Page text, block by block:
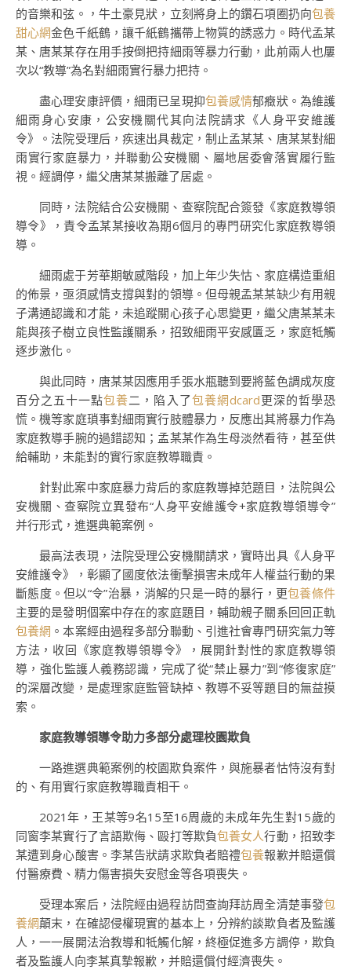
的音樂和弦。，牛土豪見狀，立刻將身上的鑽石項圈扔向包養
甜心網金色千紙鶴，讓千紙鶴攜帶上物質的誘惑力。時代孟某
某、唐某某存在用手按倒把持細雨等暴力行動，此前兩人也屢
次以“教導”為名對細雨實行暴力把持。
盡心理安康評價，細雨已呈現抑包養感情郁癥狀。為維護
細雨身心安康，公安機關代其向法院請求《人身平安維護
令》。法院受理后，疾速出具裁定，制止孟某某、唐某某對細
雨實行家庭暴力，并聯動公安機關、屬地居委會落實履行監
視。經調停，繼父唐某某搬離了居處。
同時，法院結合公安機關、查察院配合簽發《家庭教導領
導令》，責令孟某某接收為期6個月的專門研究化家庭教導領
導。
細雨處于芳華期敏感階段，加上年少失怙、家庭構造重組
的佈景，亟須感情支撐與對的領導。但母親孟某某缺少有用親
子溝通認識和才能，未追蹤關心孩子心思變更，繼父唐某某未
能與孩子樹立良性監護關系，招致細雨平安感匱乏，家庭牴觸
逐步激化。
與此同時，唐某某因應用手張水瓶聽到要將藍色調成灰度
百分之五十一點包養二，陷入了包養網dcard更深的哲學恐
慌。機等家庭瑣事對細雨實行肢體暴力，反應出其將暴力作為
家庭教導手腕的過錯認知；孟某某作為生母淡然看待，甚至供
給輔助，未能對的實行家庭教導職責。
針對此案中家庭暴力背后的家庭教導掉范題目，法院與公
安機關、查察院立異發布“人身平安維護令+家庭教導領導令”
并行形式，進選典範案例。
最高法表現，法院受理公安機關請求，實時出具《人身平
安維護令》，彰顯了國度依法衝擊損害未成年人權益行動的果
斷態度。但以“令”治暴，消解的只是一時的暴行，更包養條件
主要的是發明個案中存在的家庭題目，輔助親子關系回回正軌
包養網 。本案經由過程多部分聯動、引進社會專門研究氣力等
方法，收回《家庭教導領導令》，展開針對性的家庭教導領
導，強化監護人義務認識，完成了從“禁止暴力”到“修復家庭”
的深層改變，是處理家庭監管缺掉、教導不妥等題目的無益摸
索。
家庭教導領導令助力多部分處理校園欺負
一路進選典範案例的校園欺負案件，與施暴者怙恃沒有對
的、有用實行家庭教導職責相干。
2021年，王某等9名15至16周歲的未成年先生對15歲的
同窗李某實行了言語欺侮、毆打等欺負包養女人行動，招致李
某遭到身心酸害。李某告狀請求欺負者賠禮包養報歉并賠還償
付醫療費、精力傷害損失安慰金等各項喪失。
受理本案后，法院經由過程訪問查詢拜訪周全清楚事發包
養網顛末，在確認侵權現實的基本上，分辨約談欺負者及監護
人，一一展開法治教導和牴觸化解，終極促進多方調停，欺負
者及監護人向李某真摯報歉，并賠還償付經濟喪失。